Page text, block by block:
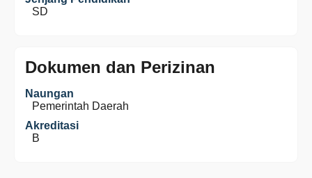
SD
Dokumen dan Perizinan
Naungan
Pemerintah Daerah
Akreditasi
B